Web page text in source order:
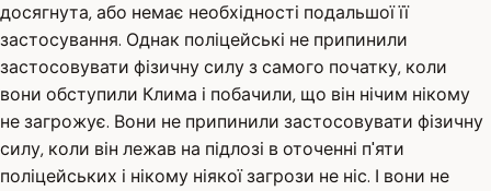
досягнута, або немає необхідності подальшої її
застосування. Однак поліцейські не припинили
застосовувати фізичну силу з самого початку, коли
вони обступили Клима і побачили, що він нічим нікому
не загрожує. Вони не припинили застосовувати фізичну
силу, коли він лежав на підлозі в оточенні п'яти
поліцейських і нікому ніякої загрози не ніс. І вони не